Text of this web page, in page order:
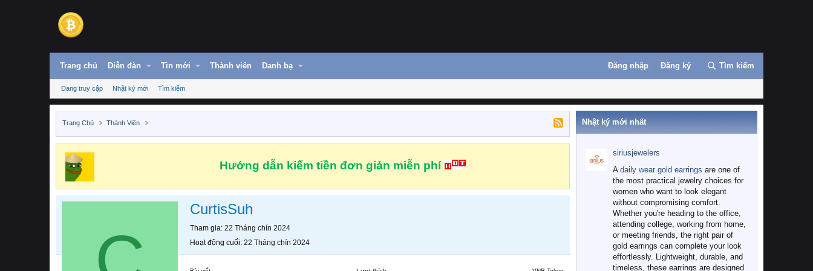
Trang chủ Diễn đàn Tin mới Thành viên Danh bạ Đăng nhập Đăng ký Tìm kiếm
Đang truy cập Nhật ký mới Tìm kiếm
Trang Chủ Thành Viên
Hướng dẫn kiếm tiền đơn giản miễn phí
CurtisSuh
Tham gia 22 Tháng chín 2024
Hoạt động cuối 22 Tháng chín 2024
Nhật ký mới nhất
siriusjewelers
A daily wear gold earrings are one of
the most practical jewelry choices for
women who want to look elegant
without compromising comfort.
Whether you're heading to the office,
attending college, working from home,
or meeting friends, the right pair of
gold earrings can complete your look
effortlessly. Lightweight, durable, and
timeless, these earrings are designed